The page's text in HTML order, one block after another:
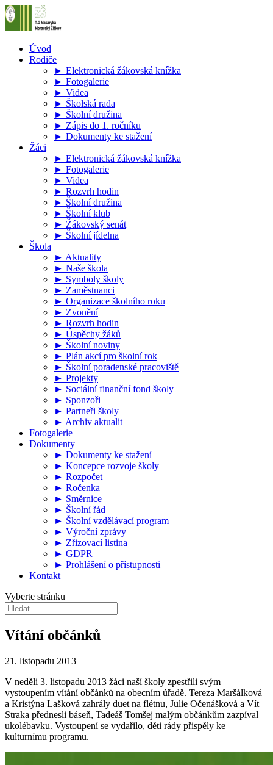
Úvod
Rodiče
► Elektronická žákovská knížka
► Fotogalerie
► Videa
► Školská rada
► Školní družina
► Zápis do 1. ročníku
► Dokumenty ke stažení
Žáci
► Elektronická žákovská knížka
► Fotogalerie
► Videa
► Rozvrh hodin
► Školní družina
► Školní klub
► Žákovský senát
► Školní jídelna
Škola
► Aktuality
► Naše škola
► Symboly školy
► Zaměstnanci
► Organizace školního roku
► Zvonění
► Rozvrh hodin
► Úspěchy žáků
► Školní noviny
► Plán akcí pro školní rok
► Školní poradenské pracoviště
► Projekty
► Sociální finanční fond školy
► Sponzoři
► Partneři školy
► Archiv aktualit
Fotogalerie
Dokumenty
► Dokumenty ke stažení
► Koncepce rozvoje školy
► Rozpočet
► Ročenka
► Směrnice
► Školní řád
► Školní vzdělávací program
► Výroční zprávy
► Zřizovací listina
► GDPR
► Prohlášení o přístupnosti
Kontakt
Vyberte stránku
Vítání občánků
21. listopadu 2013
V neděli 3. listopadu 2013 žáci naší školy zpestřili svým
vystoupením vítání občánků na obecním úřadě. Tereza Maršálková
a Kristýna Lašková zahrály duet na flétnu, Julie Očenášková a Vít
Straka přednesli báseň, Tadeáš Tomšej malým občánkům zazpíval
ukolébavku. Vystoupení se vydařilo, děti rády přispěly ke
kulturnímu programu.